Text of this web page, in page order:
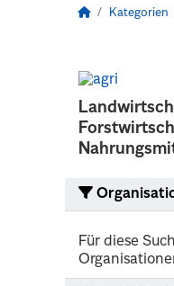
Kategorien
Für diese